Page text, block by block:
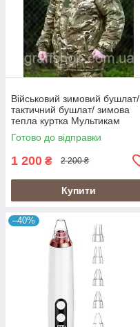
Військовий зимовий бушлат/
тактичний бушлат/ зимова
тепла куртка Мультикам
Розпродаж 54р.
Готово до відправки
1 200 ₴ 2 200 ₴
Купити
–40%